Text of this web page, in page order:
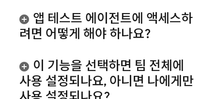
앱 테스트 에이전트에 액세스하
려면 어떻게 해야 하나요?
이 기능을 선택하면 팀 전체에
사용 설정되나요, 아니면 나에게만